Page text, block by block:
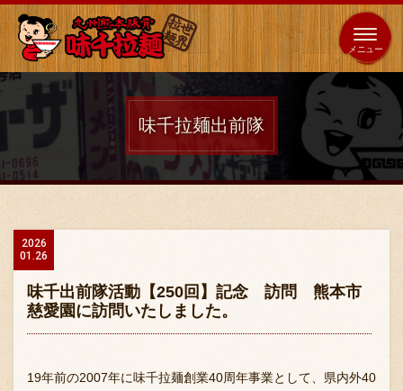
全国
展開 海外 653 店 64 店
ホーム
店舗案内
味千拉麺出前隊
2026
01.26
味千出前隊活動【250回】記念 訪問 熊本市
慈愛園に訪問いたしました。
19年前の2007年に味千拉麺創業40周年事業として、県内外40